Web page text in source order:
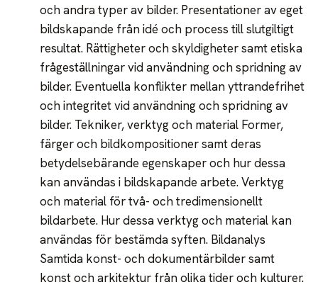
och andra typer av bilder. Presentationer av eget
bildskapande från idé och process till slutgiltigt
resultat. Rättigheter och skyldigheter samt etiska
frågeställningar vid användning och spridning av
bilder. Eventuella konflikter mellan yttrandefrihet
och integritet vid användning och spridning av
bilder. Tekniker, verktyg och material Former,
färger och bildkompositioner samt deras
betydelsebärande egenskaper och hur dessa
kan användas i bildskapande arbete. Verktyg
och material för två- och tredimensionellt
bildarbete. Hur dessa verktyg och material kan
användas för bestämda syften. Bildanalys
Samtida konst- och dokumentärbilder samt
konst och arkitektur från olika tider och kulturer.